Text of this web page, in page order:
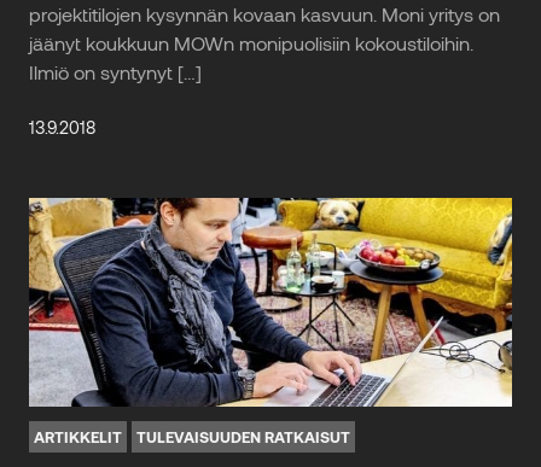
projektitilojen kysynnän kovaan kasvuun. Moni yritys on
jäänyt koukkuun MOWn monipuolisiin kokoustiloihin.
Ilmiö on syntynyt […]
13.9.2018
ARTIKKELIT TULEVAISUUDEN RATKAISUT